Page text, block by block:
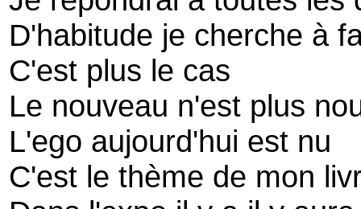
D'habitude je cherche à
C'est plus le cas
Le nouveau n'est plus
L'ego aujourd'hui est nu
C'est le thème de mon